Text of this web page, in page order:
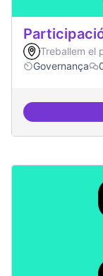
Treballem el
Governança